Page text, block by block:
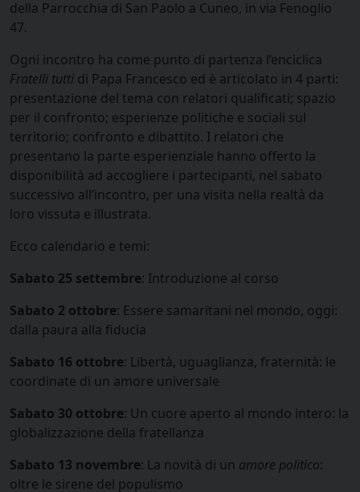
della Parrocchia di San Paolo a Cuneo, in via Fenoglio
47.
Ogni incontro ha come punto di partenza l’enciclica
Fratelli tutti di Papa Francesco ed è articolato in 4 parti:
presentazione del tema con relatori qualificati; spazio
per il confronto; esperienze politiche e sociali sul
territorio; confronto e dibattito. I relatori che
presentano la parte esperienziale hanno offerto la
disponibilità ad accogliere i partecipanti, nel sabato
successivo all’incontro, per una visita nella realtà da
loro vissuta e illustrata.
Ecco calendario e temi:
Sabato 25 settembre: Introduzione al corso
Sabato 2 ottobre: Essere samaritani nel mondo, oggi:
dalla paura alla fiducia
Sabato 16 ottobre: Libertà, uguaglianza, fraternità: le
coordinate di un amore universale
Sabato 30 ottobre: Un cuore aperto al mondo intero: la
globalizzazione della fratellanza
Sabato 13 novembre: La novità di un amore politico:
oltre le sirene del populismo